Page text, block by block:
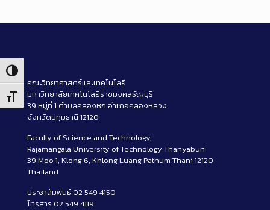
Toggle High Contrast
Toggle Font size
คณะวิทยาศาสตร์และเทคโนโลยี
มหาวิทยาลัยเทคโนโลยีราชมงคลธัญบุรี
39 หมู่ที่ 1 ตำบลคลองหก อำเภอคลองหลวง
จังหวัดปทุมธานี 12120
Faculty of Science and Technology,
Rajamangala University of Technology Thanyaburi
39 Moo 1, Klong 6, Khlong Luang Pathum Thani 12120
Thailand
ประชาสัมพันธ์ 02 549 4150
โทรสาร 02 549 4119